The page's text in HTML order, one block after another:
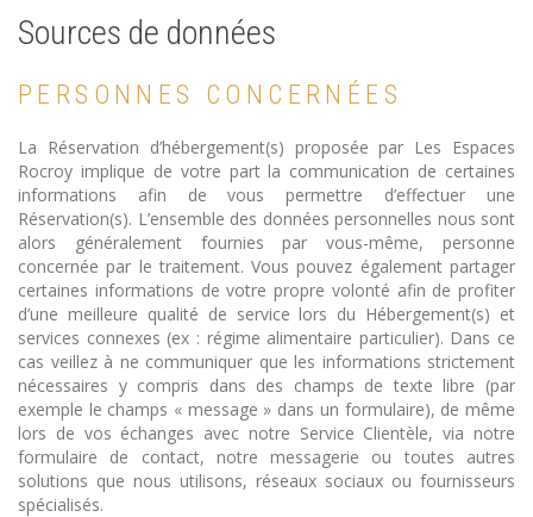
Sources de données
PERSONNES CONCERNÉES
La Réservation d’hébergement(s) proposée par Les Espaces
Rocroy implique de votre part la communication de certaines
informations afin de vous permettre d’effectuer une
Réservation(s). L’ensemble des données personnelles nous sont
alors généralement fournies par vous-même, personne
concernée par le traitement. Vous pouvez également partager
certaines informations de votre propre volonté afin de profiter
d’une meilleure qualité de service lors du Hébergement(s) et
services connexes (ex : régime alimentaire particulier). Dans ce
cas veillez à ne communiquer que les informations strictement
nécessaires y compris dans des champs de texte libre (par
exemple le champs « message » dans un formulaire), de même
lors de vos échanges avec notre Service Clientèle, via notre
formulaire de contact, notre messagerie ou toutes autres
solutions que nous utilisons, réseaux sociaux ou fournisseurs
spécialisés.